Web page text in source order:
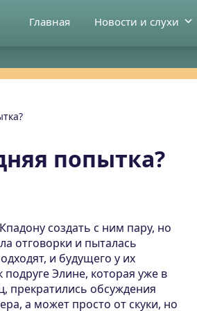
Главная Новости и слухи
попытка?
создать с ним пару, но
отговорки и пыталась
и будущего у их
Элине, которая уже в
прекратились обсуждения
а может просто от скуки, но